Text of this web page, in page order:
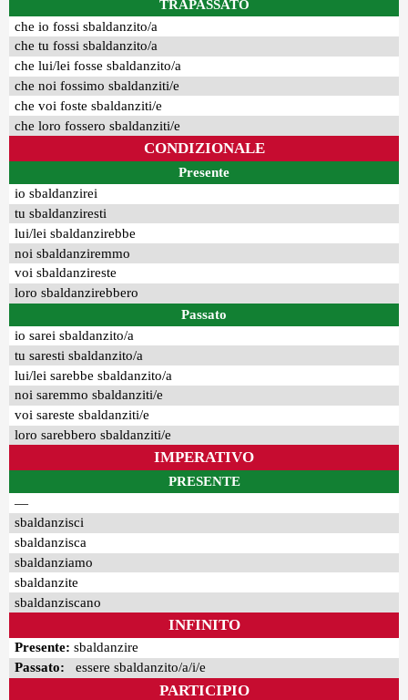
TRAPASSATO
che io fossi sbaldanzito/a
che tu fossi sbaldanzito/a
che lui/lei fosse sbaldanzito/a
che noi fossimo sbaldanziti/e
che voi foste sbaldanziti/e
che loro fossero sbaldanziti/e
CONDIZIONALE
Presente
io sbaldanzirei
tu sbaldanziresti
lui/lei sbaldanzirebbe
noi sbaldanziremmo
voi sbaldanzireste
loro sbaldanzirebbero
Passato
io sarei sbaldanzito/a
tu saresti sbaldanzito/a
lui/lei sarebbe sbaldanzito/a
noi saremmo sbaldanziti/e
voi sareste sbaldanziti/e
loro sarebbero sbaldanziti/e
IMPERATIVO
PRESENTE
—
sbaldanzisci
sbaldanzisca
sbaldanziamo
sbaldanzite
sbaldanziscano
INFINITO
Presente: sbaldanzire
Passato: essere sbaldanzito/a/i/e
PARTICIPIO